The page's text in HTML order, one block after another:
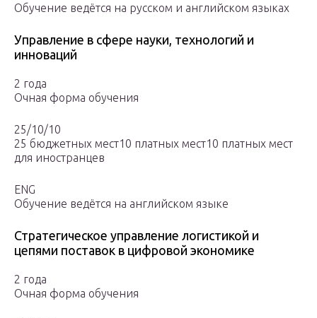
Обучение ведётся на русском и английском языках
Управление в сфере науки, технологий и
инноваций
2 года
Очная форма обучения
25/10/10
25 бюджетных мест10 платных мест10 платных мест
для иностранцев
ENG
Обучение ведётся на английском языке
Стратегическое управление логистикой и
цепями поставок в цифровой экономике
2 года
Очная форма обучения